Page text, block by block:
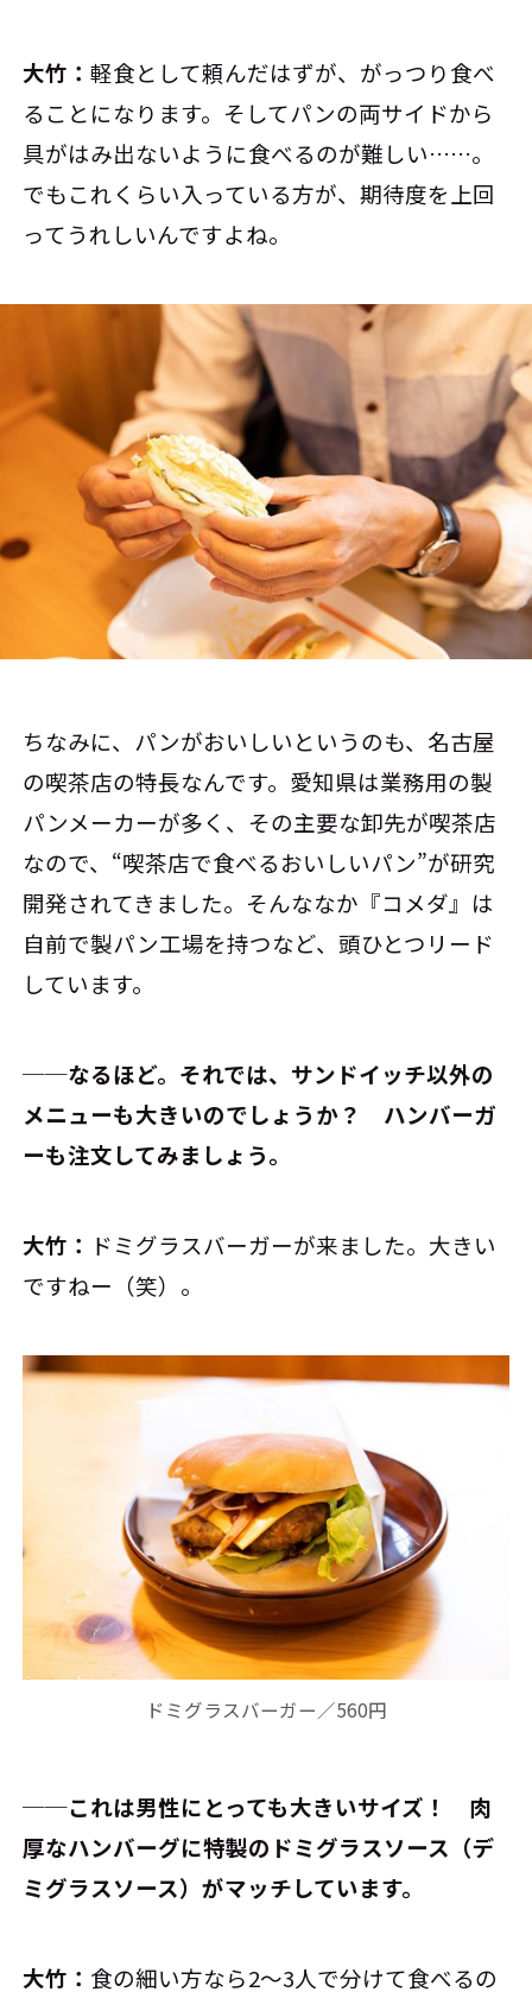
大竹：軽食として頼んだはずが、がっつり食べ
ることになります。そしてパンの両サイドから
具がはみ出ないように食べるのが難しい……。
でもこれくらい入っている方が、期待度を上回
ってうれしいんですよね。
ちなみに、パンがおいしいというのも、名古屋
の喫茶店の特長なんです。愛知県は業務用の製
パンメーカーが多く、その主要な卸先が喫茶店
なので、“喫茶店で食べるおいしいパン”が研究
開発されてきました。そんななか『コメダ』は
自前で製パン工場を持つなど、頭ひとつリード
しています。
──なるほど。それでは、サンドイッチ以外の
メニューも大きいのでしょうか？ ハンバーガ
ーも注文してみましょう。
大竹： ドミグラスバーガーが来ました。大きい
ですねー（笑）。
ドミグラスバーガー／560円
──これは男性にとっても大きいサイズ！ 肉
厚なハンバーグに特製のドミグラスソース（デ
ミグラスソース）がマッチしています。
大竹： 食の細い方なら2～3人で分けて食べるの